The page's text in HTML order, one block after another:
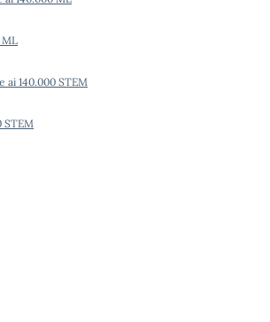
140.000 STEM